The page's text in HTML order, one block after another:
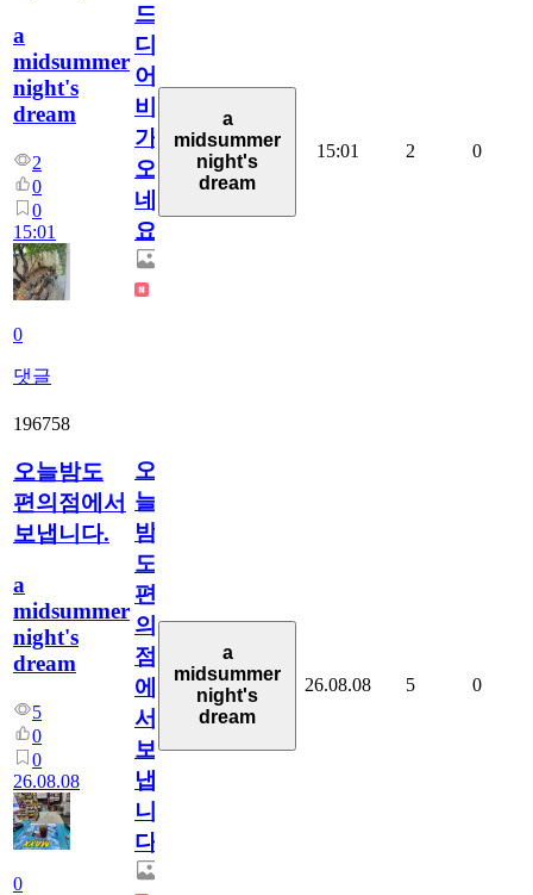
a
midsummer
night's
dream
2
0
0
15:01
0
댓글
드
디
어
비
가
오
네
요.
a
midsummer
night's
dream
15:01 2 0
196758
오늘밤도
편의점에서
보냅니다.
a
midsummer
night's
dream
5
0
0
26.08.08
0
오
늘
밤
도
편
의
점
에
서
보
냅
니
다.
a
midsummer
night's
dream
26.08.08 5 0